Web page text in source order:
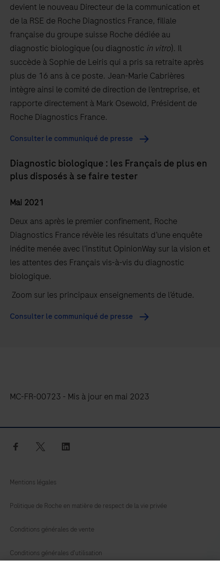
devient le nouveau Directeur de la communication et
de la RSE de Roche Diagnostics France, filiale
française du groupe suisse Roche dédiée au
diagnostic biologique (ou diagnostic in vitro). Il
succède à Sophie de Leiris qui a pris sa retraite après
plus de 16 ans à ce poste. Jean-Marie Cabrières
intègre ainsi le comité de direction de l’entreprise, et
rapporte directement à Mark Osewold, Président de
Roche Diagnostics France.
Consulter le communiqué de presse
Diagnostic biologique : les Français de plus en
plus disposés à se faire tester
Mai 2021
Deux ans après le premier confinement, Roche
Diagnostics France révèle les résultats d’une enquête
inédite menée avec l’institut OpinionWay sur la vision et
les attentes des Français vis-à-vis du diagnostic
biologique.
Zoom sur les principaux enseignements de l’étude.
Consulter le communiqué de presse
MC-FR-00723 - Mis à jour en mai 2023
facebook twitter
Mentions légales
Politique de Roche en matière de respect de la vie privée
Conditions générales de vente
Conditions générales d'utilisation